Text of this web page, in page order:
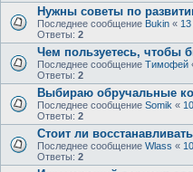
Нужны советы по
Последнее сообщение Bukin «
Ответы: 2
Чем пользуетесь, чтобы
Последнее сообщение Тимофей
Ответы: 2
Выбираю обручальные
Последнее сообщение Somik «
Ответы: 2
Стоит ли
Последнее сообщение Wlass «
Ответы: 2